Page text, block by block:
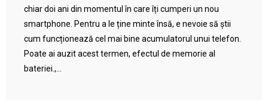
chiar doi ani din momentul în care îți cumperi un nou
smartphone. Pentru a le ține minte însă, e nevoie să știi
cum funcționează cel mai bine acumulatorul unui telefon.
Poate ai auzit acest termen, efectul de memorie al
bateriei.,...